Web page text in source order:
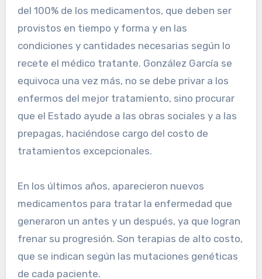
del 100% de los medicamentos, que deben ser
provistos en tiempo y forma y en las
condiciones y cantidades necesarias según lo
recete el médico tratante. González García se
equivoca una vez más, no se debe privar a los
enfermos del mejor tratamiento, sino procurar
que el Estado ayude a las obras sociales y a las
prepagas, haciéndose cargo del costo de
tratamientos excepcionales.
En los últimos años, aparecieron nuevos
medicamentos para tratar la enfermedad que
generaron un antes y un después, ya que logran
frenar su progresión. Son terapias de alto costo,
que se indican según las mutaciones genéticas
de cada paciente.